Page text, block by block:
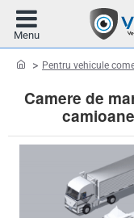
Camere de
homePentru vehicule